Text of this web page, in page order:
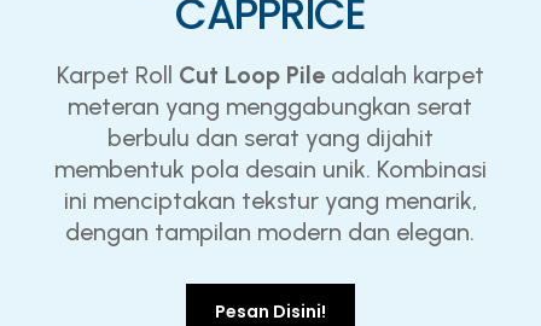
CAPPRICE
Karpet Roll Cut Loop Pileadalah karpet
meteran yang menggabungkan serat
berbulu dan serat yang dijahit
membentuk pola desain unik. Kombinasi
ini menciptakan tekstur yang menarik,
dengan tampilan modern dan elegan.
Pesan Disini!